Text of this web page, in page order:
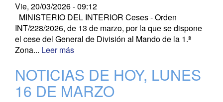
Vie, 20/03/2026 - 09:12
MINISTERIO DEL INTERIOR Ceses - Orden
INT/228/2026, de 13 de marzo, por la que se dispone
el cese del General de División al Mando de la 1.ª
Zona... Leer más
NOTICIAS DE HOY, LUNES
16 DE MARZO